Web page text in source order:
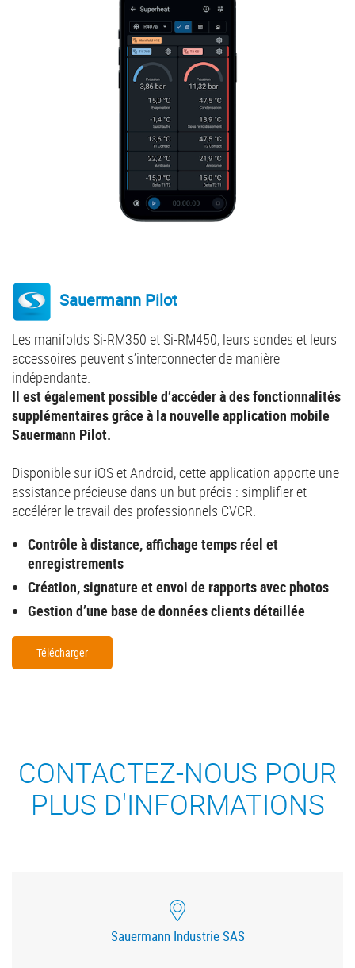
Sauermann Pilot
Les manifolds Si-RM350 et Si-RM450, leurs sondes et leurs
accessoires peuvent s’interconnecter de manière
indépendante.
Il est également possible d’accéder à des fonctionnalités
supplémentaires grâce à la nouvelle application mobile
Sauermann Pilot.
Disponible sur iOS et Android, cette application apporte une
assistance précieuse dans un but précis : simplifier et
accélérer le travail des professionnels CVCR.
Contrôle à distance, affichage temps réel et
enregistrements
Création, signature et envoi de rapports avec photos
Gestion d’une base de données clients détaillée
Télécharger
CONTACTEZ-NOUS POUR
PLUS D'INFORMATIONS
Sauermann Industrie SAS